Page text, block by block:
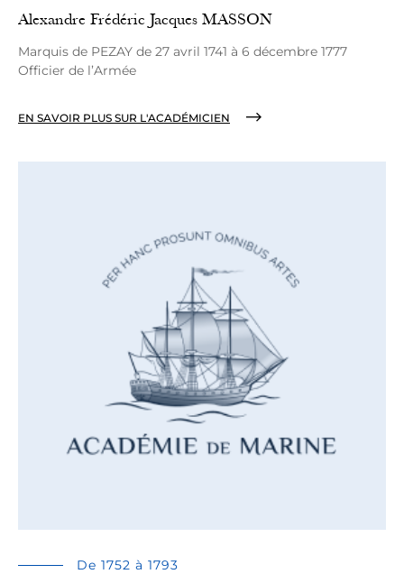
Alexandre Frédéric Jacques MASSON
Marquis de PEZAY de 27 avril 1741 à 6 décembre 1777
Officier de l’Armée
EN SAVOIR PLUS SUR L'ACADÉMICIEN
De 1752 à 1793